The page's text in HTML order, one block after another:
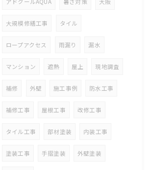
大規模修繕工事 タイル
ロープアクセス 雨漏り 漏水
マンション 遮熱 屋上 現地調査
補修 外壁 施工事例 防水工事
補修工事 屋根工事 改修工事
タイル工事 部材塗装 内装工事
塗装工事 手摺塗装 外壁塗装